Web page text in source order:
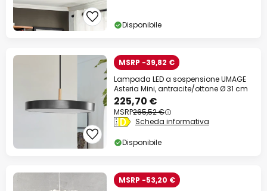
Disponibile
MSRP -39,82 €
Lampada LED a sospensione UMAGE
Asteria Mini, antracite/ottone Ø 31 cm
225,70 €
MSRP265,52 €
Scheda informativa
Disponibile
MSRP -53,20 €